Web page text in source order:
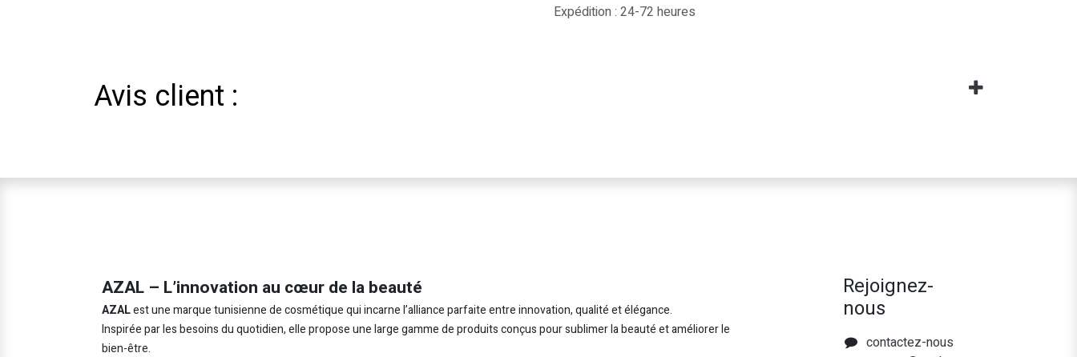
Expédition : 24-72 heures
Avis client :
Rejoignez-
nous
contactez-nous
AZAL – L’innovation au cœur de la beauté
AZALest une marque tunisienne de cosmétique qui incarne l’alliance parfaite entre innovation, qualité et élégance.
Inspirée par les besoins du quotidien, elle propose une large gamme de produits conçus pour sublimer la beauté et améliorer le
bien-être.